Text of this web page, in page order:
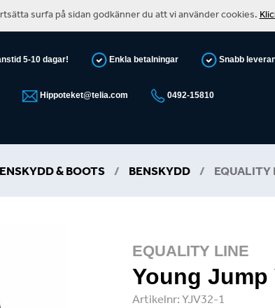
5-10 dagar! Enkla betalningar Snabb
Hippoteket@telia.com 0492-15810
& BOOTS / BENSKYDD / EQUALITY
EQUALITY LINE
Young Jump
Artikelnr:YJV32-1
surfa på sidan godkänner du att vi använder cookies.